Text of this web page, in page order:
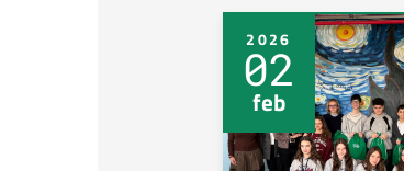
2026
02
feb